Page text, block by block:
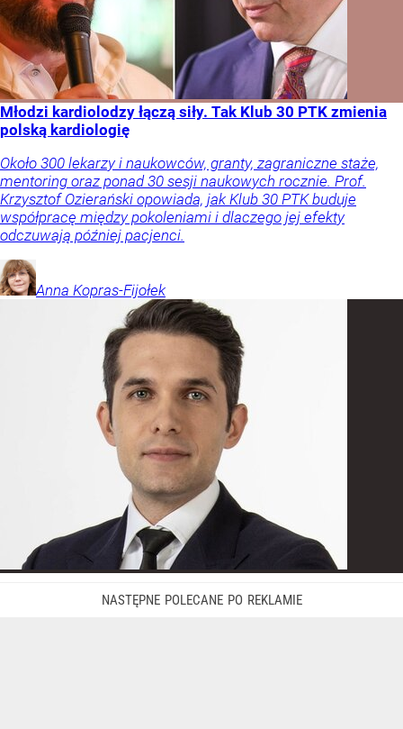
Młodzi kardiolodzy łączą siły. Tak Klub 30 PTK zmienia
polską kardiologię
Około 300 lekarzy i naukowców, granty, zagraniczne staże,
mentoring oraz ponad 30 sesji naukowych rocznie. Prof.
Krzysztof Ozierański opowiada, jak Klub 30 PTK buduje
współpracę między pokoleniami i dlaczego jej efekty
odczuwają później pacjenci.
Anna Kopras-Fijołek